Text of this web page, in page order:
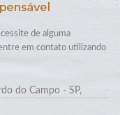
de alguma
em contato utilizando
do Campo - SP,